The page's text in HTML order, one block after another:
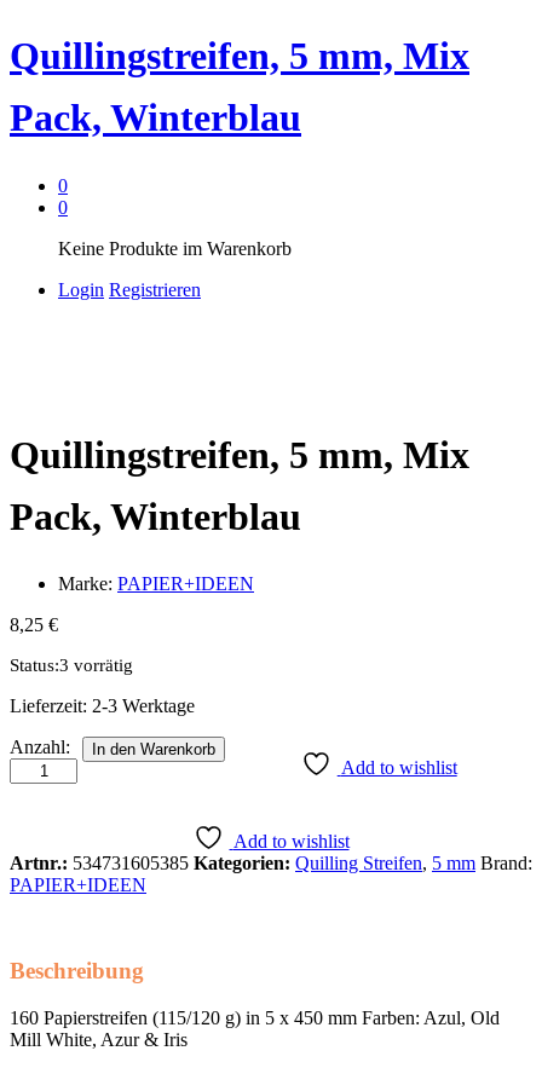
Quillingstreifen, 5 mm, Mix
Pack, Winterblau
0
0
Keine Produkte im Warenkorb
Login Registrieren
Quillingstreifen, 5 mm, Mix
Pack, Winterblau
Marke: PAPIER+IDEEN
8,25 €
Status:3 vorrätig
Lieferzeit: 2-3 Werktage
Quillingstreifen,
mm,
Winterblau
Anzahl
Anzahl: In den Warenkorb
Add to wishlist
Add to wishlist
Artnr.: 534731605385 Kategorien: Quilling Streifen, 5 mm Brand:
PAPIER+IDEEN
Beschreibung
160 Papierstreifen (115/120 g) in 5 x 450 mm Farben: Azul, Old
Mill White, Azur & Iris